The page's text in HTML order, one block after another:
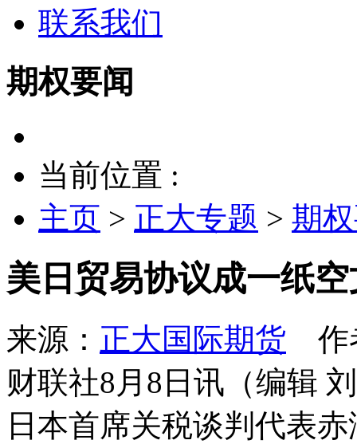
联系我们
期权要闻
当前位置 :
主页 > 正大专题 > 期
美日贸易协议成一纸
来源： 正大国际期货 作
财联社8月8日讯（编辑
日本首席关税谈判代表